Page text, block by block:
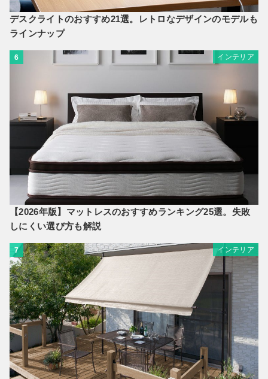
デスクライトのおすすめ21選。レトロなデザインのモデルも
ラインナップ
6 インテリア
【2026年版】マットレスのおすすめランキング25選。失敗
しにくい選び方も解説
7 インテリア